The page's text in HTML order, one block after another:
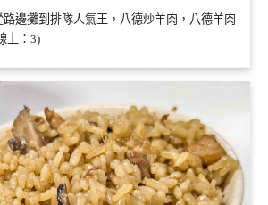
邊攤到排隊人氣王，八德炒羊肉，八德羊肉
上：3)